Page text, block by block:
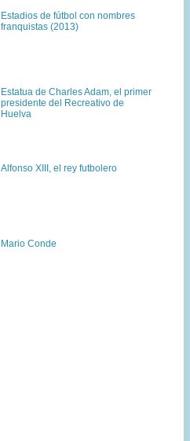
Estadios de fútbol con nombres
franquistas (2013)
Estatua de Charles Adam, el primer
presidente del Recreativo de
Huelva
Alfonso XIII, el rey futbolero
Mario Conde